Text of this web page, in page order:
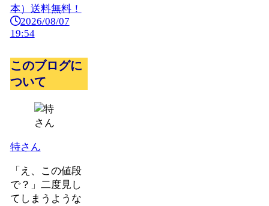
本）送料無料！
2026/08/07
19:54
このブログに
ついて
特さん
「え、この値段
で？」二度見し
てしまうような